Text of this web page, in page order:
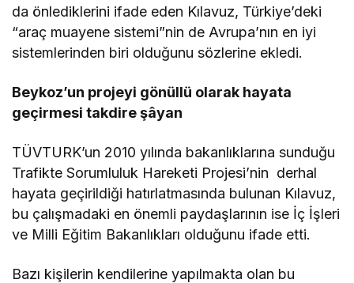
da önlediklerini ifade eden Kılavuz, Türkiye’deki
“araç muayene sistemi”nin de Avrupa’nın en iyi
sistemlerinden biri olduğunu sözlerine ekledi.
Beykoz’un projeyi gönüllü olarak hayata
geçirmesi takdire şâyan
TÜVTURK’un 2010 yılında bakanlıklarına sunduğu
Trafikte Sorumluluk Hareketi Projesi’nin derhal
hayata geçirildiği hatırlatmasında bulunan Kılavuz,
bu çalışmadaki en önemli paydaşlarının ise İç İşleri
ve Milli Eğitim Bakanlıkları olduğunu ifade etti.
Bazı kişilerin kendilerine yapılmakta olan bu